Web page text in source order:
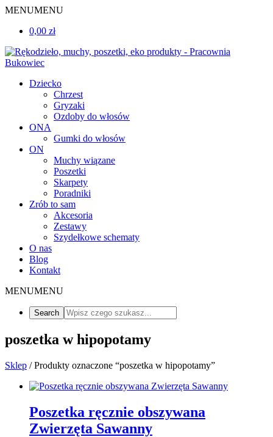
MENUMENU
0,00 zł
Dziecko
Chrzest
Gryzaki
Ozdoby do włosów
ONA
Gumki do włosów
ON
Muchy wiązane
Poszetki
Skarpety
Poradniki
Zrób to sam
Akcesoria
Zestawy
Szydełkowe schematy
O nas
Blog
Kontakt
MENUMENU
poszetka w hipopotamy
Sklep / Produkty oznaczone “poszetka w hipopotamy”
Poszetka ręcznie obszywana
Zwierzęta Sawanny